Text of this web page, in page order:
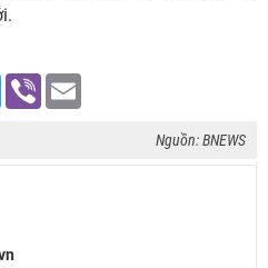
Telegram
Viber
Nguồn: BNEWS